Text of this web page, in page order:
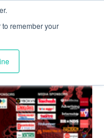
remember your